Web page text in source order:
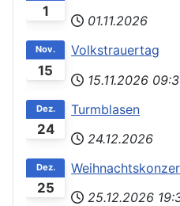
1
01.11.2026
15
Nov.
Volkstrauertag
15.11.2026
24
Dez.
Turmblasen
24.12.2026
25
Dez.
25.12.2026